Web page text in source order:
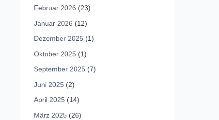
Februar 2026 (23)
Januar 2026 (12)
Dezember 2025 (1)
Oktober 2025 (1)
September 2025 (7)
Juni 2025 (2)
April 2025 (14)
März 2025 (26)